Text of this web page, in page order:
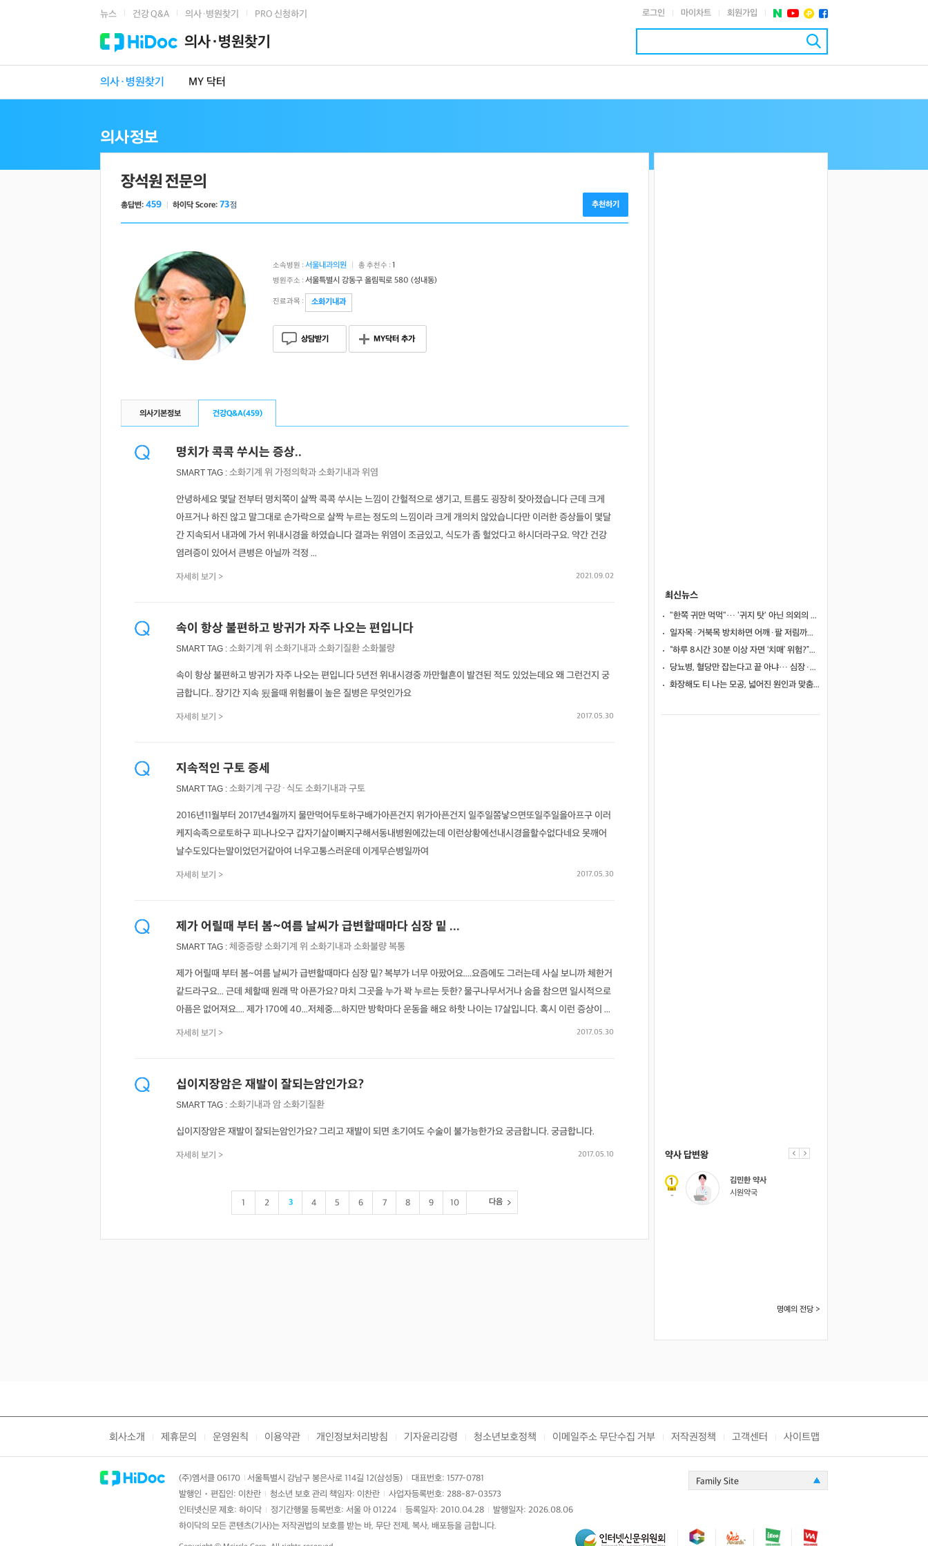
뉴스 건강 Q&A 의사·병원찾기 PRO 신청하기 로그인 마이차트 회원가입
의사·병원찾기
의사·병원찾기 MY 닥터
장석원 전문의
총답변: 459 하이닥 Score: 73점 추천하기
소속병원 : 서울내과의원 총 추천수 : 1
병원주소 : 서울특별시 강동구 올림픽로 580 (성내동)
진료과목 : 소화기내과
상담받기 MY닥터 추가
의사기본정보 건강Q&A(459)
명치가 콕콕 쑤시는 증상..
SMART TAG : 소화기계 위 가정의학과소화기내과위염
안녕하세요 몇달 전부터 명치쪽이 살짝 콕콕 쑤시는 느낌이 간헐적으로 생기고, 트름도 굉장히 잦아졌습니다 근데 크게
아프거나 하진 않고 말그대로 손가락으로 살짝 누르는 정도의 느낌이라 크게 개의치 않았습니다만 이러한 증상들이 몇달
간 지속되서 내과에 가서 위내시경을 하였습니다 결과는 위염이 조금있고, 식도가 좀 헐었다고 하시더라구요. 약간 건강
염려증이 있어서 큰병은 아닐까 걱정 ...
자세히 보기 > 2021.09.02
속이 항상 불편하고 방귀가 자주 나오는 편입니다
SMART TAG : 소화기계 위 소화기내과소화기질환소화불량
속이 항상 불편하고 방귀가 자주 나오는 편입니다 5년전 위내시경중 까만혈흔이 발견된 적도 있었는데요 왜 그런건지 궁
금합니다.. 장기간 지속 됬을때 위험률이 높은 질병은 무엇인가요
자세히 보기 > 2017.05.30
지속적인 구토 증세
SMART TAG : 소화기계 구강·식도소화기내과구토
2016년11월부터 2017년4월까지 물만먹어두토하구배가아픈건지 위가아픈건지 일주일쫌낳으면또일주일을아프구 이러
케지속족으로토하구 피나나오구 갑자기살이빠지구해서동내병원에갔는데 이런상황에선내시경을할수없다네요 못깨어
날수도있다는말이었던거같아여 너우고통스러운데 이게무슨병일까여
자세히 보기 > 2017.05.30
제가 어릴때 부터 봄~여름 날씨가 급변할때마다 심장 밑 ...
SMART TAG : 체중증량소화기계 위 소화기내과소화불량복통
제가 어릴때 부터 봄~여름 날씨가 급변할때마다 심장 밑? 복부가 너무 아팠어요....요즘에도 그러는데 사실 보니까 체한거
같드라구요... 근데 체할때 원래 막 아픈가요? 마치 그곳을 누가 꽉 누르는 듯한? 물구나무서거나 숨을 참으면 일시적으로
아픔은 없어져요.... 제가 170에 40...저체중....하지만 방학마다 운동을 해요 하핫 나이는 17살입니다. 혹시 이런 증상이 ...
자세히 보기 > 2017.05.30
십이지장암은 재발이 잘되는암인가요?
SMART TAG : 소화기내과암소화기질환
십이지장암은 재발이 잘되는암인가요? 그리고 재발이 되면 초기여도 수술이 불가능한가요 궁금합니다. 궁금합니다.
자세히 보기 > 2017.05.10
1 2 3 4 5 6 7 8 9 10 다음
최신뉴스
"한쪽 귀만 먹먹"… '귀지 탓' 아닌 의외의 원인 4가지
일자목·거북목 방치하면 어깨·팔 저림까지…초기 관리가 중요한 이유
“하루 8시간 30분 이상 자면 ‘치매’ 위험?”… 혈액 속 알츠하이머 단백질 늘었다
당뇨병, 혈당만 잡는다고 끝 아냐… 심장·신장·발 건강 관리까지 챙겨야
화장해도 티 나는 모공, 넓어진 원인과 맞춤 치료법
가톨릭대학교 성빈센트병원
약사 답변왕
시원약국
닥터홍가정의학과의원
-
가톨릭대학교 성빈센트병원
의사 답변왕
-
홍인표 전문의
닥터홍가정의학과의원
명예의 전당 >
회사소개 제휴문의 운영원칙 이용약관 개인정보처리방침 기자윤리강령 청소년보호정책 이메일주소 무단수집 거부 저작권정책 고객센터 사이트맵
(주)엠서클 06170 서울특별시 강남구 봉은사로 114길 12(삼성동)
대표번호: 1577-0781
발행인・편집인: 이찬란
청소년 보호 관리 책임자: 이찬란
사업자등록번호: 288-87-03573
인터넷신문 제호: 하이닥
정기간행물 등록번호: 서울 아 01224 등록일자: 2010.04.28
발행일자: 2026.08.06
하이닥의 모든 콘텐츠(기사)는 저작권법의 보호를 받는 바, 무단 전제, 복사, 배포등을 금합니다.
Family Site